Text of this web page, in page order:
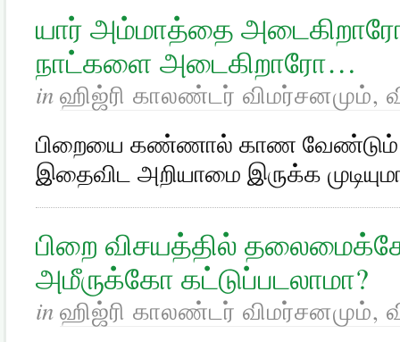
யார் அம்மாத்தை அடைகிறாரோ,
நாட்களை அடைகிறாரோ…
in ஹிஜ்ரி காலண்டர் விமர்சனமும்,
பிறையை கண்ணால் காண
இதைவிட அறியாமை இருக்க
பிறை விசயத்தில்
அமீருக்கோ கட்டுப்படலாமா?
in ஹிஜ்ரி காலண்டர் விமர்சனமும்,